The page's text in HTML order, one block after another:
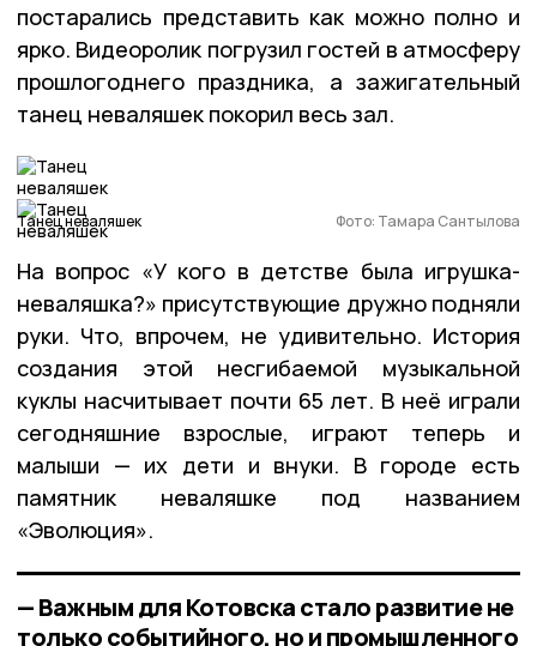
постарались представить как можно полно и
ярко. Видеоролик погрузил гостей в атмосферу
прошлогоднего праздника, а зажигательный
танец неваляшек покорил весь зал.
Танец неваляшек Фото: Тамара Сантылова
На вопрос «У кого в детстве была игрушка-
неваляшка?» присутствующие дружно подняли
руки. Что, впрочем, не удивительно. История
создания этой несгибаемой музыкальной
куклы насчитывает почти 65 лет. В неё играли
сегодняшние взрослые, играют теперь и
малыши — их дети и внуки. В городе есть
памятник неваляшке под названием
«Эволюция».
— Важным для Котовска стало развитие не
только событийного, но и промышленного